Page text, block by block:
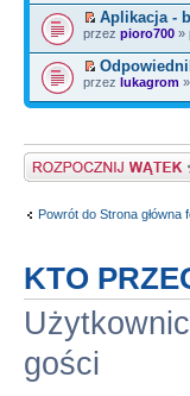
Aplikacja -
przez pioro700 »
przez lukagrom
Napisz wątek
Powrót do Strona główna
KTO
gości